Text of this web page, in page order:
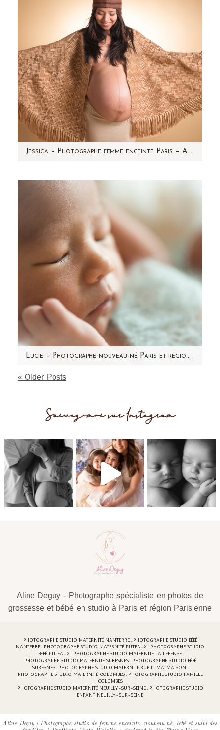
Jessica – Photographe femme enceinte Paris – Aline Deguy
femme enceinte péruvienne et elle attend des
jumeaux. C'est avec…
Lucie – Photographe nouveau-né Paris et région parisienne – Aline Deguy
Vous avez vu les photos de sa maman et son
« Older Posts
Suivez-moi sur Instagram
Aline Deguy - Photographe spécialiste en photos de
grossesse et bébé en studio à Paris et région Parisienne
PHOTOGRAPHE STUDIO MATERNITÉ NANTERRE . PHOTOGRAPHE STUDIO BÉBÉ
NANTERRE . PHOTOGRAPHE STUDIO MATERNITÉ PUTEAUX . PHOTOGRAPHE STUDIO
BÉBÉ PUTEAUX . PHOTOGRAPHE STUDIO MATERNITÉ LA DÉFENSE
PHOTOGRAPHE STUDIO MATERNITÉ SURESNES . PHOTOGRAPHE STUDIO BÉBÉ
SURESNES . PHOTOGRAPHE STUDIO MATERNITÉ RUEIL-MALMAISON .
PHOTOGRAPHE STUDIO MATERNITÉ COLOMBES . PHOTOGRAPHE STUDIO FAMILLE
COLOMBES
PHOTOGRAPHE STUDIO MATERNITÉ NEUILLY-SUR-SEINE . PHOTOGRAPHE STUDIO
ENFANT NEUILLY-SUR-SEINE
Aline Deguy | Photographe studio de femme enceinte, nouveau-né, bébé et suivi des